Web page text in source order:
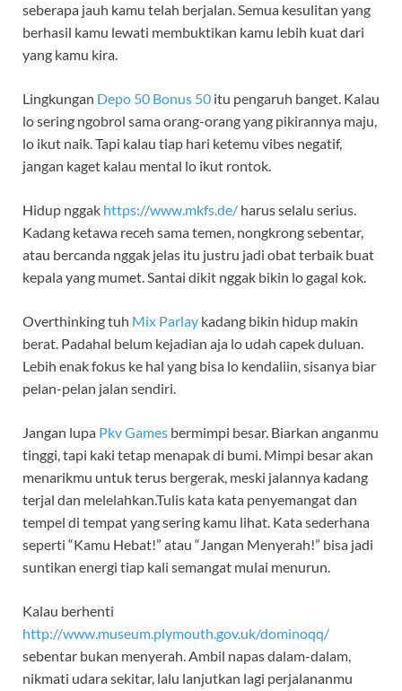
seberapa jauh kamu telah berjalan. Semua kesulitan yang
berhasil kamu lewati membuktikan kamu lebih kuat dari
yang kamu kira.
Lingkungan Depo 50 Bonus 50 itu pengaruh banget. Kalau
lo sering ngobrol sama orang-orang yang pikirannya maju,
lo ikut naik. Tapi kalau tiap hari ketemu vibes negatif,
jangan kaget kalau mental lo ikut rontok.
Hidup nggak https://www.mkfs.de/ harus selalu serius.
Kadang ketawa receh sama temen, nongkrong sebentar,
atau bercanda nggak jelas itu justru jadi obat terbaik buat
kepala yang mumet. Santai dikit nggak bikin lo gagal kok.
Overthinking tuh Mix Parlay kadang bikin hidup makin
berat. Padahal belum kejadian aja lo udah capek duluan.
Lebih enak fokus ke hal yang bisa lo kendaliin, sisanya biar
pelan-pelan jalan sendiri.
Jangan lupa Pkv Games bermimpi besar. Biarkan anganmu
tinggi, tapi kaki tetap menapak di bumi. Mimpi besar akan
menarikmu untuk terus bergerak, meski jalannya kadang
terjal dan melelahkan.Tulis kata kata penyemangat dan
tempel di tempat yang sering kamu lihat. Kata sederhana
seperti “Kamu Hebat!” atau “Jangan Menyerah!” bisa jadi
suntikan energi tiap kali semangat mulai menurun.
Kalau berhenti
http://www.museum.plymouth.gov.uk/dominoqq/
sebentar bukan menyerah. Ambil napas dalam-dalam,
nikmati udara sekitar, lalu lanjutkan lagi perjalananmu